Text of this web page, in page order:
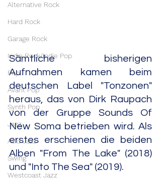
Alternative Rock
Hard Rock
Garage Rock
Indie Rock/Indie Pop
Pop
Avant Pop
Synth Pop
Jazz
Acid Jazz
Swing
Westcoast Jazz
Sämtliche bisherigen
Aufnahmen kamen beim
deutschen Label "Tonzonen"
heraus, das von Dirk Raupach
von der Gruppe Sounds Of
New Soma betrieben wird. Als
erstes erschienen die beiden
Alben "From The Lake" (2018)
und "Into The Sea" (2019).